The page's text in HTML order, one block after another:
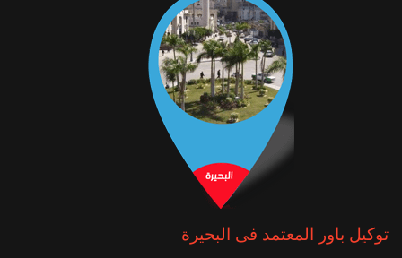
توكيل باور المعتمد فى البحيرة